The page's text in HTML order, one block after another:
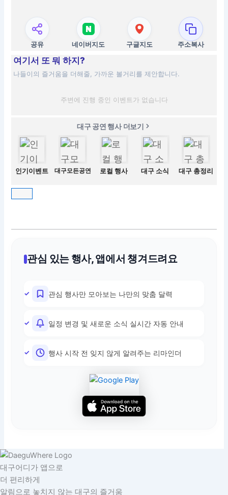
공유 네이버지도 구글지도 주소복사
여기서 또 뭐 하지?
나들이의 즐거움을 더해줄, 가까운 볼거리를 제안합니다.
주변에 진행 중인 이벤트가 없습니다
대구 공연 행사 더보기
인기이벤트 대구모든공연 로컬 행사 대구 소식 대구 총정리
관심 있는 행사, 앱에서 챙겨드려요
관심 행사만 모아보는 나만의 맞춤 달력
일정 변경 및 새로운 소식 실시간 자동 안내
행사 시작 전 잊지 않게 알려주는 리마인더
대구어디가 앱으로
더 편리하게
알림으로 놓치지 않는 대구의 즐거움